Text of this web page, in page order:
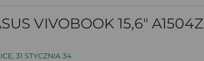
VIVOBOOK 15,6" A1504Z
31 STYCZNIA 34